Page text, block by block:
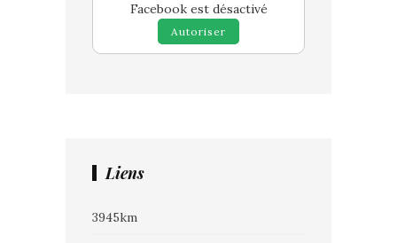
Facebook est désactivé
Autoriser
Liens
3945km